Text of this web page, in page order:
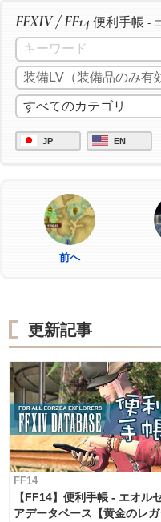
FFXIV / FF14 便利手帳 -
JP EN
前へ
更新記事
FF14
【FF14】便利手帳 - エオル
アデータベース【黄金のレ